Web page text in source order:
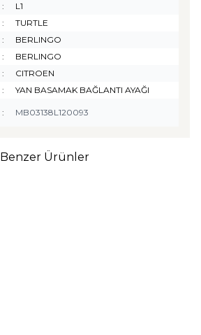
:
L1
:
TURTLE
:
BERLINGO
:
BERLINGO
:
CITROEN
:
YAN BASAMAK BAĞLANTI AYAĞI
: MB03138L120093
Benzer Ürünler